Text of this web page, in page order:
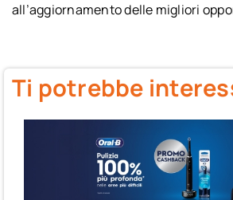
all’aggiornamento delle migliori
Ti potrebbe